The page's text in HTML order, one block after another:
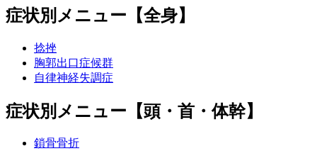
症状別メニュー【全身】
捻挫
胸郭出口症候群
自律神経失調症
症状別メニュー【頭・首・体幹】
鎖骨骨折